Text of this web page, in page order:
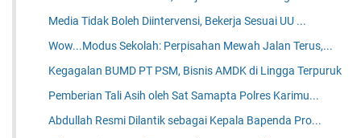
Media Tidak Boleh Diintervensi, Bekerja Sesuai UU ...
Wow...Modus Sekolah: Perpisahan Mewah Jalan Terus,...
Kegagalan BUMD PT PSM, Bisnis AMDK di Lingga Terpuruk
Pemberian Tali Asih oleh Sat Samapta Polres Karimu...
Abdullah Resmi Dilantik sebagai Kepala Bapenda Pro...